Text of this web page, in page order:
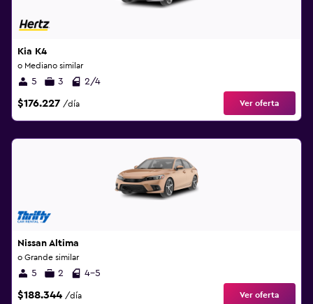
Kia K4
o Mediano similar
5 3 2/4
$176.227 /día Ver oferta
Nissan Altima
o Grande similar
5 2 4-5
$188.344 /día Ver oferta